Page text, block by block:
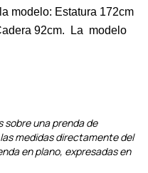
modelo: Estatura 172cm
92cm. La modelo
sobre una prenda de
medidas directamente del
en plano, expresadas en